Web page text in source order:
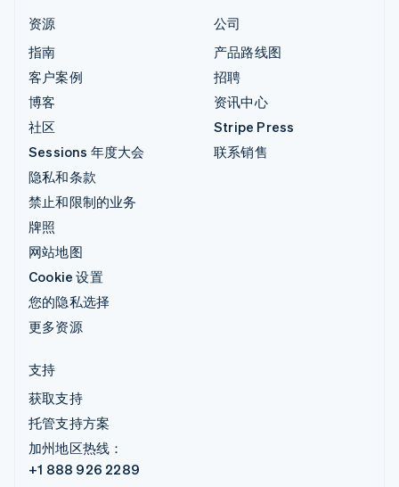
资源
指南
客户案例
博客
社区
Sessions 年度大会
隐私和条款
禁止和限制的业务
牌照
网站地图
Cookie 设置
您的隐私选择
更多资源
公司
产品路线图
招聘
资讯中心
Stripe Press
联系销售
支持
获取支持
托管支持方案
加州地区热线：
+1 888 926 2289